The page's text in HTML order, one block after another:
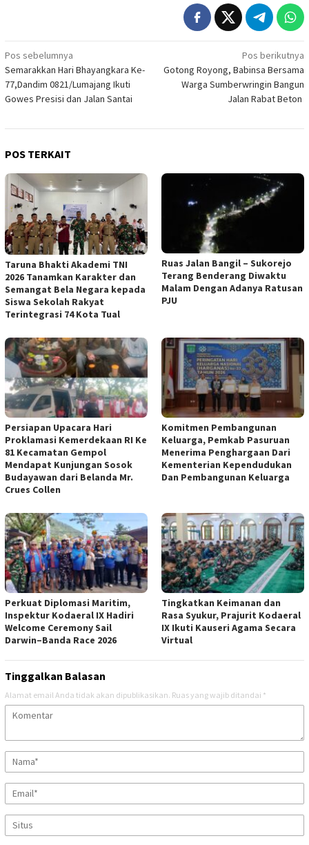
Navigasi
pos
Pos sebelumnya
Semarakkan Hari Bhayangkara Ke-
77,Dandim 0821/Lumajang Ikuti
Gowes Presisi dan Jalan Santai
Pos berikutnya
Gotong Royong, Babinsa Bersama
Warga Sumberwringin Bangun
Jalan Rabat Beton
POS TERKAIT
Taruna Bhakti Akademi TNI
2026 Tanamkan Karakter dan
Semangat Bela Negara kepada
Siswa Sekolah Rakyat
Terintegrasi 74 Kota Tual
Ruas Jalan Bangil – Sukorejo
Terang Benderang Diwaktu
Malam Dengan Adanya Ratusan
PJU
Persiapan Upacara Hari
Proklamasi Kemerdekaan RI Ke
81 Kecamatan Gempol
Mendapat Kunjungan Sosok
Budayawan dari Belanda Mr.
Crues Collen
Komitmen Pembangunan
Keluarga, Pemkab Pasuruan
Menerima Penghargaan Dari
Kementerian Kependudukan
Dan Pembangunan Keluarga
Perkuat Diplomasi Maritim,
Inspektur Kodaeral IX Hadiri
Welcome Ceremony Sail
Darwin–Banda Race 2026
Tingkatkan Keimanan dan
Rasa Syukur, Prajurit Kodaeral
IX Ikuti Kauseri Agama Secara
Virtual
Tinggalkan Balasan
Alamat email Anda tidak akan dipublikasikan. Ruas yang wajib ditandai *